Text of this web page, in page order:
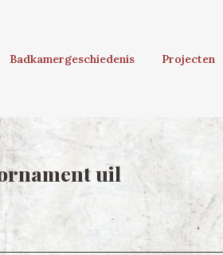
Badkamergeschiedenis Projecten
uil